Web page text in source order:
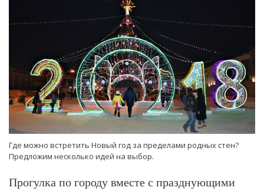
Где можно встретить Новый год за пределами родных стен?
Предложим несколько идей на выбор.
Прогулка по городу вместе с празднующими